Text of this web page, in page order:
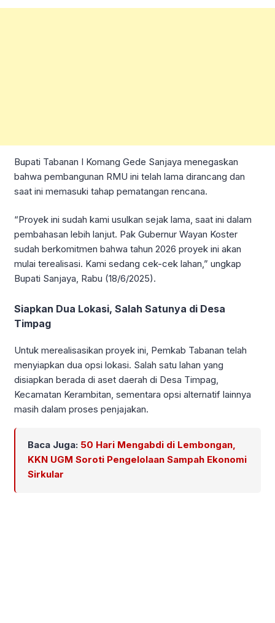
Bupati Tabanan I Komang Gede Sanjaya menegaskan
bahwa pembangunan RMU ini telah lama dirancang dan
saat ini memasuki tahap pematangan rencana.
“Proyek ini sudah kami usulkan sejak lama, saat ini dalam
pembahasan lebih lanjut. Pak Gubernur Wayan Koster
sudah berkomitmen bahwa tahun 2026 proyek ini akan
mulai terealisasi. Kami sedang cek-cek lahan,” ungkap
Bupati Sanjaya, Rabu (18/6/2025).
Siapkan Dua Lokasi, Salah Satunya di Desa
Timpag
Untuk merealisasikan proyek ini, Pemkab Tabanan telah
menyiapkan dua opsi lokasi. Salah satu lahan yang
disiapkan berada di aset daerah di Desa Timpag,
Kecamatan Kerambitan, sementara opsi alternatif lainnya
masih dalam proses penjajakan.
Baca Juga: 50 Hari Mengabdi di Lembongan,
KKN UGM Soroti Pengelolaan Sampah Ekonomi
Sirkular